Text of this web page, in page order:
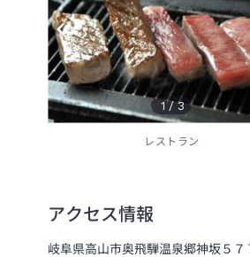
1 /3
レストラン
アクセス情報
岐阜県高山市奥飛騨温泉郷神坂５７